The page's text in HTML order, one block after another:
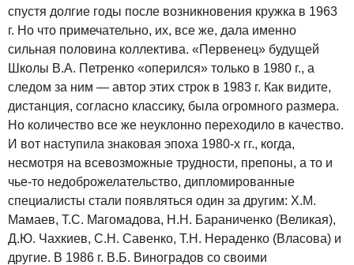
спустя долгие годы после возникновения кружка в 1963
г. Но что примечательно, их, все же, дала именно
сильная половина коллектива. «Первенец» будущей
Школы В.А. Петренко «оперился» только в 1980 г., а
следом за ним — автор этих строк в 1983 г. Как видите,
дистанция, согласно классику, была огромного размера.
Но количество все же неуклонно переходило в качество.
И вот наступила знаковая эпоха 1980-х гг., когда,
несмотря на всевозможные трудности, препоны, а то и
чье-то недоброжелательство, дипломированные
специалисты стали появляться один за другим: Х.М.
Мамаев, Т.С. Магомадова, Н.Н. Бараниченко (Великая),
Д.Ю. Чахкиев, С.Н. Савенко, Т.Н. Нераденко (Власова) и
другие. В 1986 г. В.Б. Виноградов со своими